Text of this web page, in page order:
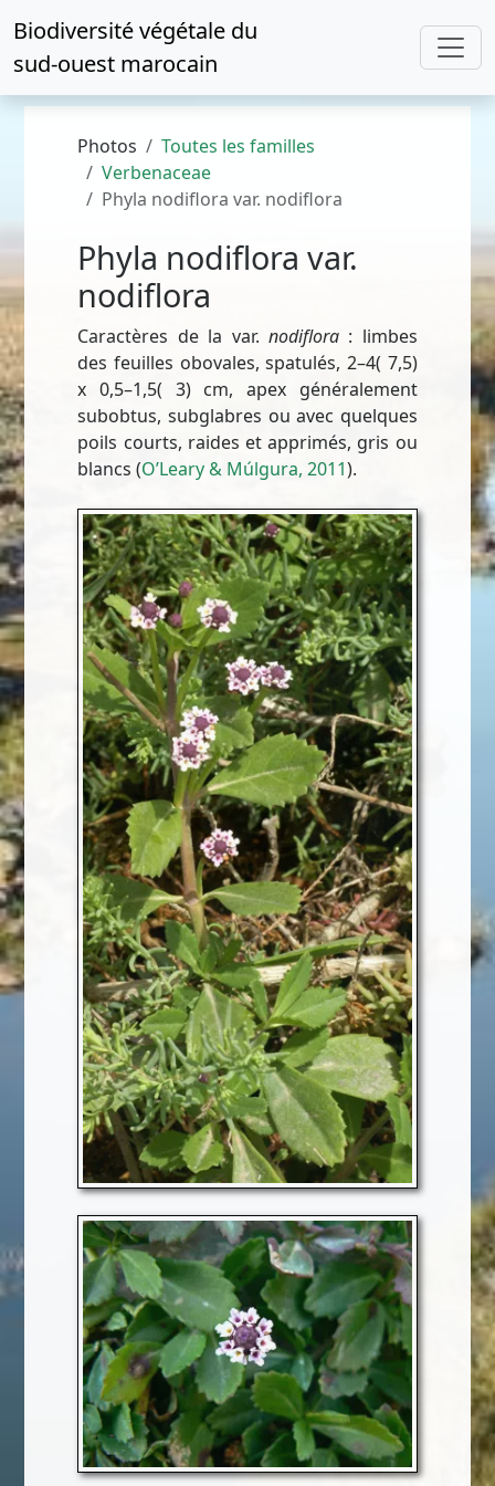
Biodiversité végétale du
sud-ouest marocain
Photos
Toutes les familles
Verbenaceae
Phyla nodiflora var. nodiflora
Phyla nodiflora var.
nodiflora
Caractères de la var. nodiflora: limbes
des feuilles obovales, spatulés, 2–4( 7,5)
x 0,5–1,5( 3) cm, apex généralement
subobtus, subglabres ou avec quelques
poils courts, raides et apprimés, gris ou
blancs (O’Leary & Múlgura, 2011).